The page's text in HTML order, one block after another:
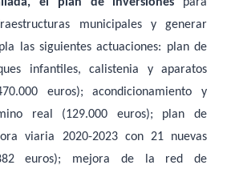
municipales y generar
las siguientes actuaciones: plan de
infantiles, calistenia y aparatos
euros); acondicionamiento y
real (129.000 euros); plan de
viaria 2020-2023 con 21 nuevas
euros); mejora de la red de